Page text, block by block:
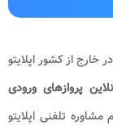
خارج از کشور اپلایتو
پروازهای ورودی
تلفنی اپلایتو